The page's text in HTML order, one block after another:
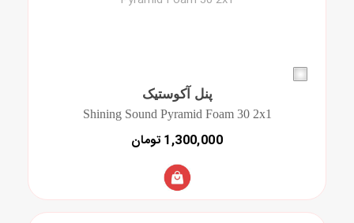
پنل آکوستیک
Shining Sound Pyramid Foam 30 2x1
1,300,000 تومان